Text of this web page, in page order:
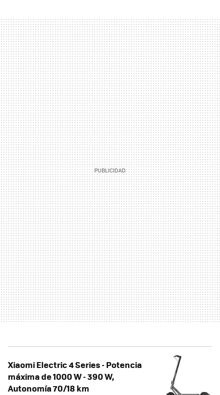
Xiaomi Electric 4 Series - Potencia
máxima de 1000 W - 390 W,
Autonomía 70/18 km